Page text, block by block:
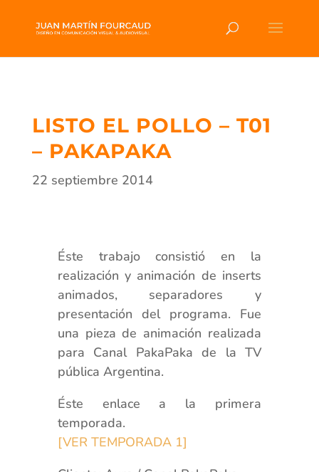
LISTO EL POLLO – T01
– PAKAPAKA
22 septiembre 2014
Éste trabajo consistió en la
realización y animación de inserts
animados, separadores y
presentación del programa. Fue
una pieza de animación realizada
para Canal PakaPaka de la TV
pública Argentina.
Éste enlace a la primera
temporada.
[VER TEMPORADA 1]